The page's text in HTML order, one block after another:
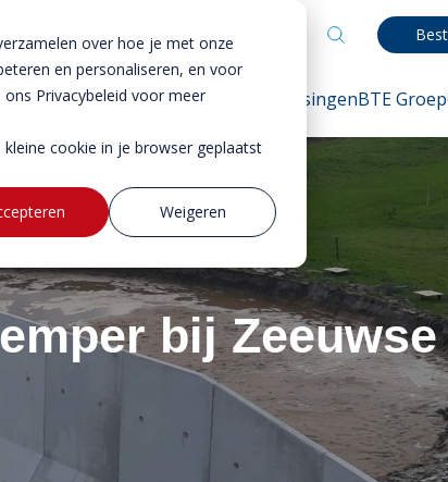
over hoe je met onze
en personaliseren, en voor
Privacybeleid voor meer
cookie in je browser geplaatst
Weigeren
Producten OplossingenBTE Groep
bij Zeeuwse